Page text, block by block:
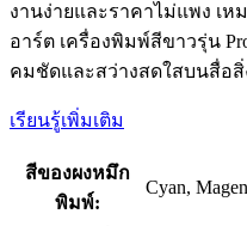
งานง่ายและราคาไม่แพง เ
อาร์ต เครื่องพิมพ์สีขาวรุ่น
คมชัดและสว่างสดใสบนสื่อ
เรียนรู้เพิ่มเติม
สีของผงหมึก
พิมพ์:
Cyan,